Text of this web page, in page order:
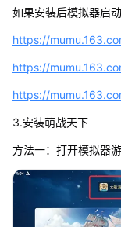
如果安装后模拟器启
https://
https://
https://
3.安装萌战天下
方法一：打开模拟器